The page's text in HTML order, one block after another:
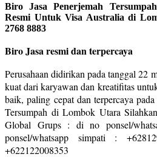
Biro Jasa Penerjemah
Resmi Untuk Visa Australia di
2768 8883
Biro Jasa resmi dan terpercaya
Perusahaan didirikan pada tanggal 22
kuat dari karyawan dan kreatifitas
baik, paling cepat dan terpercaya
Tersumpah di Lombok Utara
Global Grups : di no ponsel/
ponsel/whatsapp simpati :
+622122008353